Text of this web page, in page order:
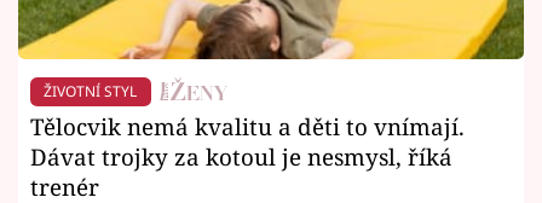
ŽIVOTNÍ STYL
Tělocvik nemá kvalitu a děti to vnímají.
Dávat trojky za kotoul je nesmysl, říká
trenér